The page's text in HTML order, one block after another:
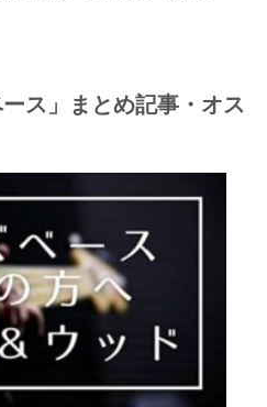
ス」まとめ記事・オス